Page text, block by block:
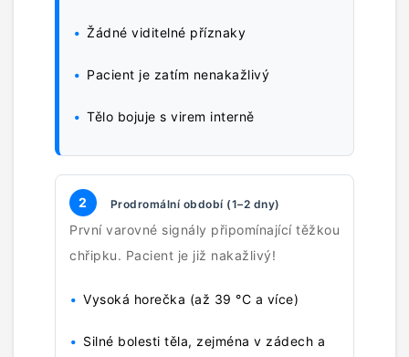
Žádné viditelné příznaky
Pacient je zatím nenakažlivý
Tělo bojuje s virem interně
2 Prodromální období (1–2 dny)
První varovné signály připomínající těžkou
chřipku. Pacient je již nakažlivý!
Vysoká horečka (až 39 °C a více)
Silné bolesti těla, zejména v zádech a